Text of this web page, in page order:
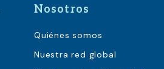
Nosotros
Quiénes somos
Nuestra red global